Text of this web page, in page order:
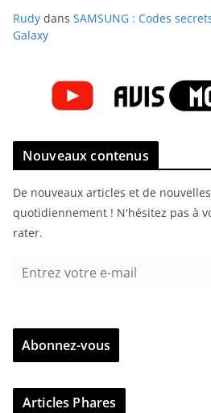
Rudy dans SAMSUNG : Codes
Galaxy
Nouveaux contenus
De nouveaux articles et de
quotidiennement ! N'hésitez pas à
rater.
r
z
v
Abonnez-vous
Articles Phares